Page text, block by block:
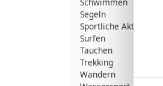
Segeln
Sportliche Aktivitäten
Surfen
Tauchen
Trekking
Wandern